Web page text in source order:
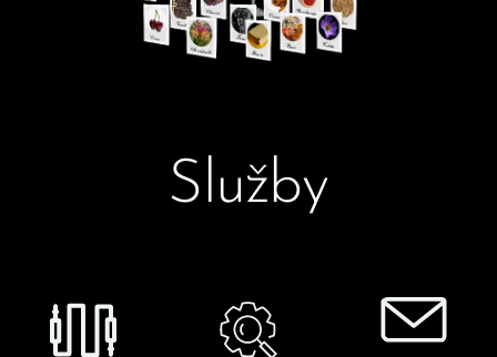
Služby